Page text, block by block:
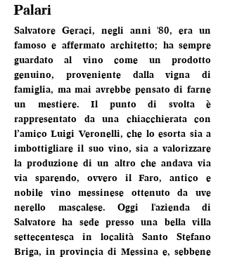
Palari
Salvatore Geraci, negli anni '80, era un
famoso e affermato architetto; ha sempre
guardato al vino come un prodotto
genuino, proveniente dalla vigna di
famiglia, ma mai avrebbe pensato di farne
un mestiere. Il punto di svolta è
rappresentato da una chiacchierata con
l’amico Luigi Veronelli, che lo esorta sia a
imbottigliare il suo vino, sia a valorizzare
la produzione di un altro che andava via
via sparendo, ovvero il Faro, antico e
nobile vino messinese ottenuto da uve
nerello mascalese. Oggi l'azienda di
Salvatore ha sede presso una bella villa
settecentesca in località Santo Stefano
Briga, in provincia di Messina e, sebbene